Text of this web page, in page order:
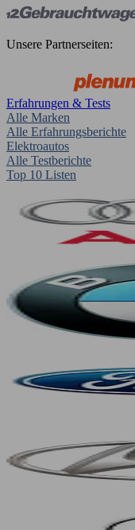
Unsere Partnerseiten:
Erfahrungen & Tests
Alle Marken
Alle Erfahrungsberichte
Elektroautos
Alle Testberichte
Top 10 Listen